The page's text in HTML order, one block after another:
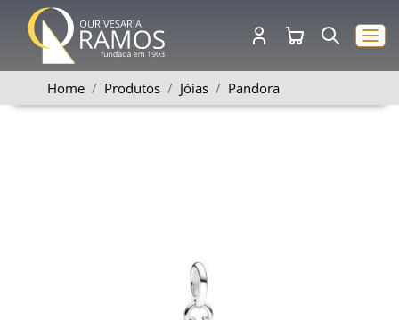
Home Produtos Jóias Pandora